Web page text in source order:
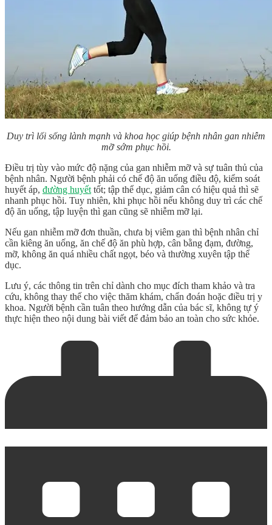
Duy trì lối sống lành mạnh và khoa học giúp bệnh nhân gan nhiễm
mỡ sớm phục hồi.
Điều trị tùy vào mức độ nặng của gan nhiễm mỡ và sự tuân thủ của
bệnh nhân. Người bệnh phải có chế độ ăn uống điều độ, kiểm soát
huyết áp, đường huyết tốt; tập thể dục, giảm cân có hiệu quả thì sẽ
nhanh phục hồi. Tuy nhiên, khi phục hồi nếu không duy trì các chế
độ ăn uống, tập luyện thì gan cũng sẽ nhiễm mỡ lại.
Nếu gan nhiễm mỡ đơn thuần, chưa bị viêm gan thì bệnh nhân chỉ
cần kiêng ăn uống, ăn chế độ ăn phù hợp, cân bằng đạm, đường,
mỡ, không ăn quá nhiều chất ngọt, béo và thường xuyên tập thể
dục.
Lưu ý, các thông tin trên chỉ dành cho mục đích tham khảo và tra
cứu, không thay thế cho việc thăm khám, chẩn đoán hoặc điều trị y
khoa. Người bệnh cần tuân theo hướng dẫn của bác sĩ, không tự ý
thực hiện theo nội dung bài viết để đảm bảo an toàn cho sức khỏe.